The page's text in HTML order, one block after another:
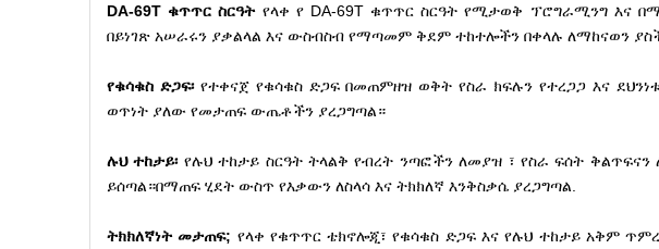
DA-69T ቁጥጥር ስርዓት የላቀ የ DA-69T ቁጥጥር ስርዓት የሚታወቅ ፕሮግራሚንግ እና
በይነገጽ አሠራሩን ያቃልላል እና ውስብስብ የማጣመም ቅደም ተከተሎችን በቀላሉ ለማከናወን
የቁሳቁስ ድጋፍ፡ የተቀናጀ የቁሳቁስ ድጋፍ በመጠምዘዝ ወቅት የስራ ክፍሉን የተረጋጋ እና
ወጥነት ያለው የመታጠፍ ውጤቶችን ያረጋግጣል።
ሉህ ተከታይ፡የሉህ ተከታይ ስርዓት ትላልቅ የብረት ንጣፎችን ለመያዝ ፣ የስራ ፍሰት
ይሰጣል።በማጠፍ ሂደት ውስጥ የእቃውን ለስላሳ እና ትክክለኛ እንቅስቃሴ ያረጋግጣል.
ትክክለኛነት መታጠፍ; የላቀ የቁጥጥር ቴክኖሎጂ፣ የቁሳቁስ ድጋፍ እና የሉህ ተከታይ አቅም